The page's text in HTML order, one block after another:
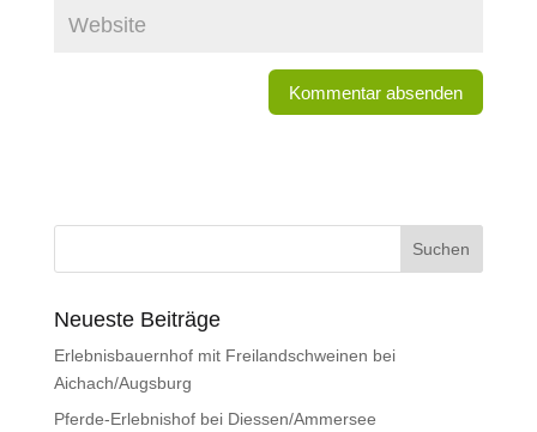
Neueste Beiträge
Erlebnisbauernhof mit Freilandschweinen bei
Aichach/Augsburg
Pferde-Erlebnishof bei Diessen/Ammersee